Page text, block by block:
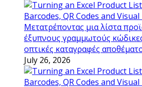
Μετατρέποντας μια λίστα
έξυπνους γραμμωτούς
οπτικές καταγραφές
July 26, 2026